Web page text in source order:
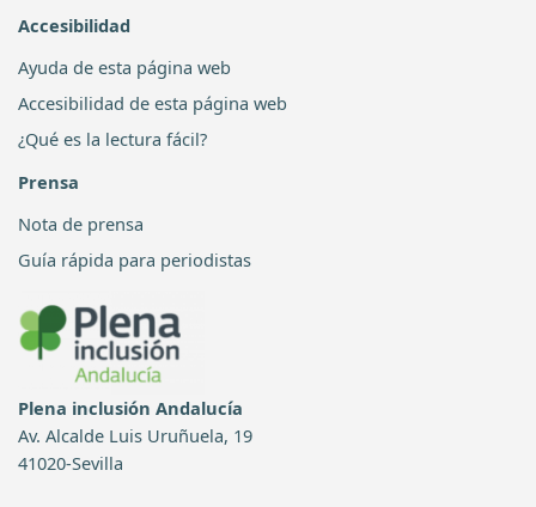
Accesibilidad
Ayuda de esta página web
Accesibilidad de esta página web
¿Qué es la lectura fácil?
Prensa
Nota de prensa
Guía rápida para periodistas
Plena inclusión Andalucía
Av. Alcalde Luis Uruñuela, 19
41020-Sevilla